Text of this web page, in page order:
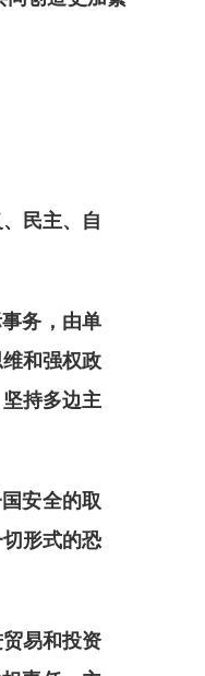
民主、自
务，由单
和强权政
持多边主
安全的取
形式的恐
易和投资